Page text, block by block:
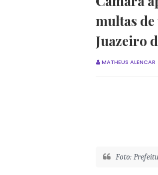
multas
Juazeiro
MATHEUS ALENCAR
Foto: